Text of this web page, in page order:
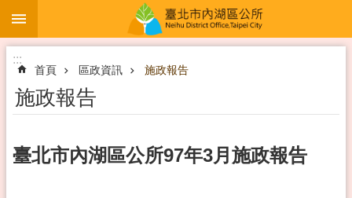
跳到主要內容區塊
:::
首頁 區政資訊 施政報告
施政報告
臺北市內湖區公所97年3月施政報告